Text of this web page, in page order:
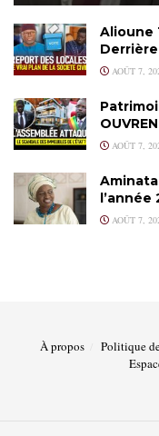
Alioune
AOÛT 7,
AOÛT 7,
AOÛT 7,
À propos Politique